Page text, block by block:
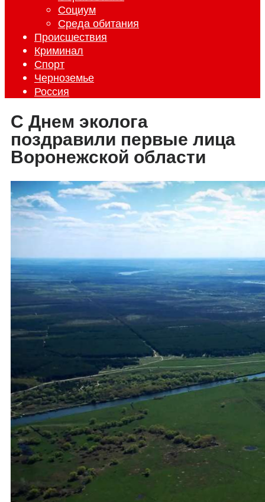
Социум
Среда обитания
Происшествия
Криминал
Спорт
Черноземье
Россия
С Днем эколога
поздравили первые лица
Воронежской области